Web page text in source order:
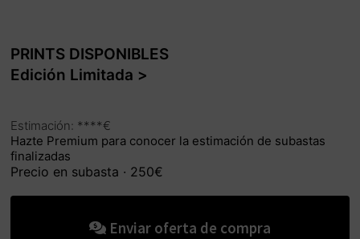
PRINTS DISPONIBLES
Edición Limitada >
Estimación: ****€
Hazte Premium para conocer la estimación de subastas
finalizadas
Precio en subasta · 250€
Enviar oferta de compra